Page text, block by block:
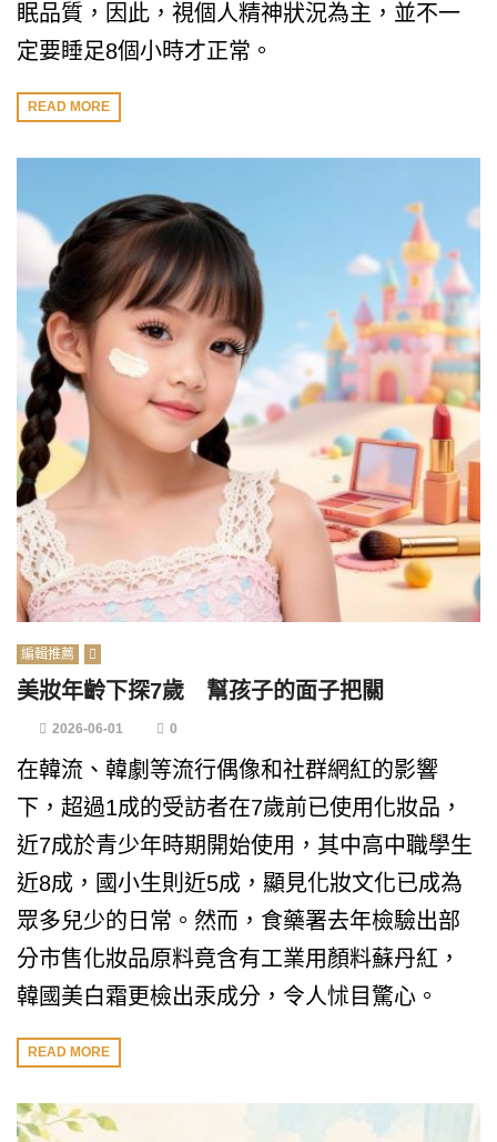
眠品質，因此，視個人精神狀況為主，並不一
定要睡足8個小時才正常。
READ MORE
編輯推薦
美妝年齡下探7歲 幫孩子的面子把關
2026-06-01 0
在韓流、韓劇等流行偶像和社群網紅的影響
下，超過1成的受訪者在7歲前已使用化妝品，
近7成於青少年時期開始使用，其中高中職學生
近8成，國小生則近5成，顯見化妝文化已成為
眾多兒少的日常。然而，食藥署去年檢驗出部
分市售化妝品原料竟含有工業用顏料蘇丹紅，
韓國美白霜更檢出汞成分，令人怵目驚心。
READ MORE